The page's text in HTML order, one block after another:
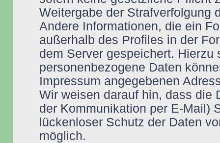
Weitergabe der Strafverfolgung
Andere Informationen, die ein
außerhalb des Profiles in der
dem Server gespeichert.
personenbezogene Daten
Impressum angegebenen
Wir weisen darauf hin, dass die
der Kommunikation per E-Mail)
lückenloser Schutz der Daten
möglich.